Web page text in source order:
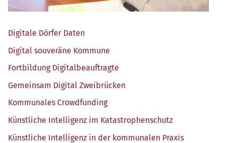
Digi­ta­le Dör­fer Daten
Digi­tal sou­ve­rä­ne Kommune
Fort­bil­dung Digitalbeauftragte
Gemein­sam Digi­tal Zweibrücken
Kom­mu­na­les Crowdfunding
Künst­li­che Intel­li­genz im Katastrophenschutz
Künst­li­che Intel­li­genz in der kom­mu­na­len Praxis